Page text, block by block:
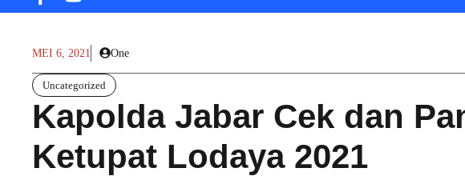
MEI 6, 2021 One
Uncategorized
Kapolda Jabar Cek dan
Ketupat Lodaya 2021